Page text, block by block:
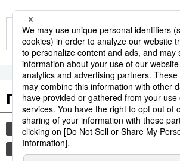
Другие статьи по теме
Популярные
культура еда и напитки
японская кухня